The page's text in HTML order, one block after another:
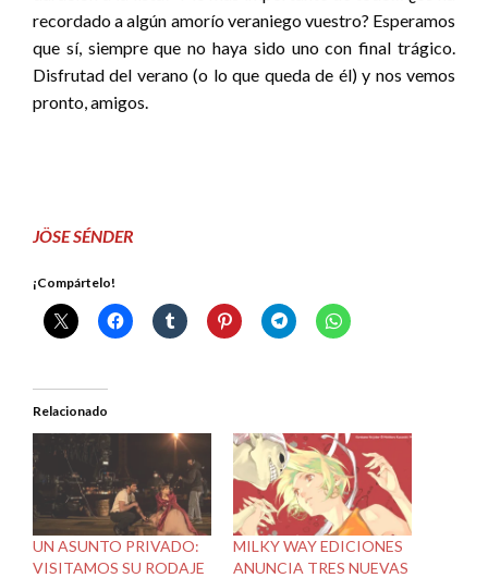
recordado a algún amorío veraniego vuestro? Esperamos
que sí, siempre que no haya sido uno con final trágico.
Disfrutad del verano (o lo que queda de él) y nos vemos
pronto, amigos.
JÖSE SÉNDER
¡Compártelo!
Relacionado
UN ASUNTO PRIVADO:
VISITAMOS SU RODAJE
MILKY WAY EDICIONES
ANUNCIA TRES NUEVAS